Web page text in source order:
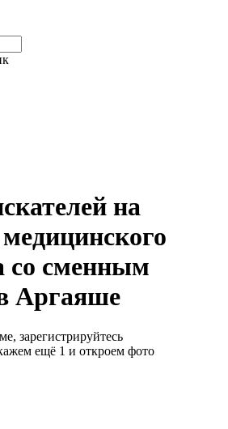
на
со сменным
Аргаяше
зарегистрируйтесь
ещё 1 и откроем фото